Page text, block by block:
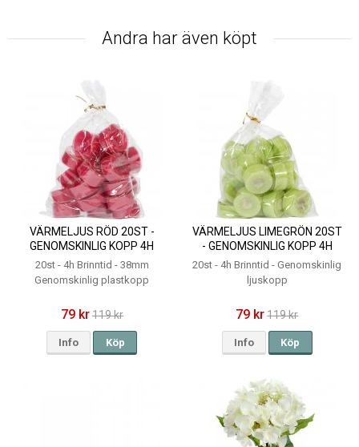
Andra har även köpt
VÄRMELJUS RÖD 20ST -
GENOMSKINLIG KOPP 4H
20st - 4h Brinntid - 38mm
Genomskinlig plastkopp
79 kr119 kr
Info Köp
VÄRMELJUS LIMEGRÖN 20ST
- GENOMSKINLIG KOPP 4H
20st - 4h Brinntid - Genomskinlig
ljuskopp
79 kr119 kr
Info Köp